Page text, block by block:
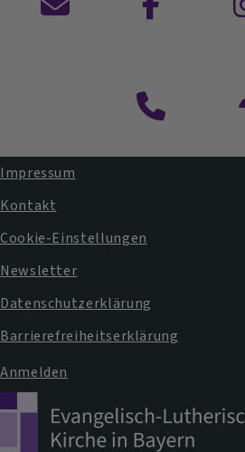
Kontaktformular
Fußbereichsmenü
Impressum
Kontakt
Cookie-Einstellungen
Newsletter
Datenschutzerklärung
Barrierefreiheitserklärung
Benutzermenü
Anmelden